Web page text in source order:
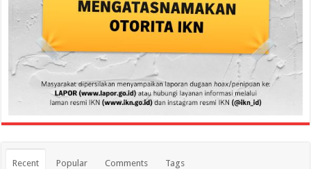
Recent Popular Comments Tags